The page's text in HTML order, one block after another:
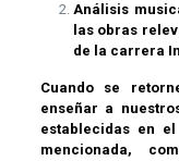
Análisis
las obras
de la carrera
Cuando se
enseñar a
establecidas en
mencionada,